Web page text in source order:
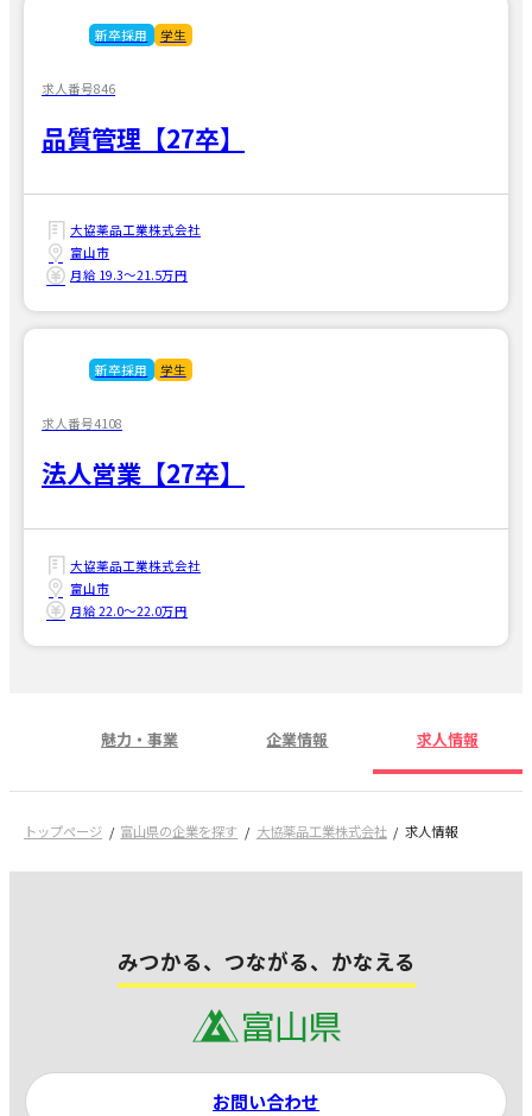
新卒採用 学生
求人番号846
品質管理【27卒】
大協薬品工業株式会社
富山市
月給 19.3〜21.5万円
新卒採用 学生
求人番号4108
法人営業【27卒】
大協薬品工業株式会社
富山市
月給 22.0〜22.0万円
魅力・事業 企業情報 求人情報
トップページ 富山県の企業を探す 大協薬品工業株式会社 求人情報
みつかる、つながる、かなえる
お問い合わせ